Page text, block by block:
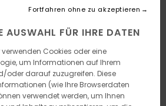
AUSWAHL FÜR IHRE DATEN
Cookies oder eine
um Informationen auf Ihrem
oder darauf zuzugreifen. Diese
(wie Ihre Browserdaten
verwendet werden, um Ihnen
Fortfahren ohne zu akzeptieren